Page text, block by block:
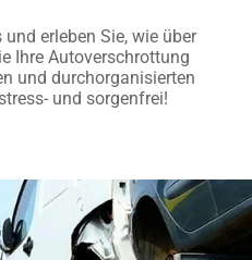
erleben Sie, wie über
Ihre Autoverschrottung
und durchorganisierten
und sorgenfrei!